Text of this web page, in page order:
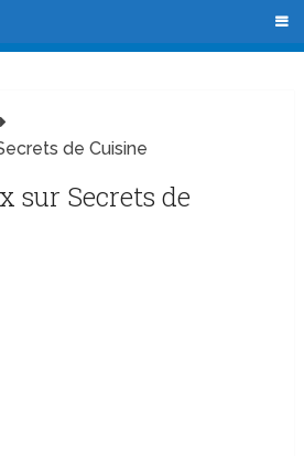
de Cuisine
sur Secrets de